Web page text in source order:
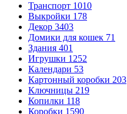
Транспорт 1010
Выкройки 178
Декор 3403
Домики для кошек 71
Здания 401
Игрушки 1252
Календари 53
Картонный коробки 203
Ключницы 219
Копилки 118
Коробки 1590